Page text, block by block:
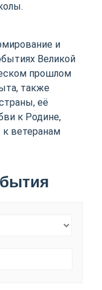
и
Великой
прошлом
также
её
к Родине,
к ветеранам